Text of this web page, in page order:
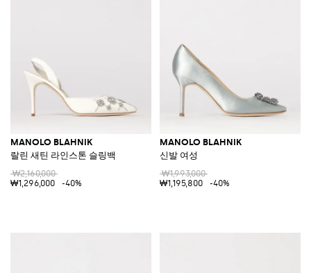
MANOLO BLAHNIK
랄린 새틴 라인스톤 슬링백
₩2,160,000
₩1,296,000
-40%
MANOLO BLAHNIK
신발 여성
₩1,993,000
₩1,195,800
-40%